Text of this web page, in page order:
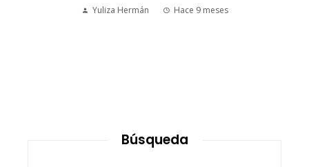
Yuliza Hermán Hace 9 meses
Búsqueda